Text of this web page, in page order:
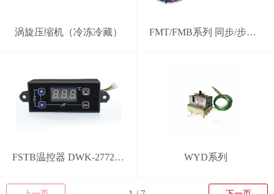
涡旋压缩机（冷冻冷藏） FMT/FMB系列 同步/步进电机电动风门
FSTB温控器 DWK-2772型 分体式智能控制器 WYD系列